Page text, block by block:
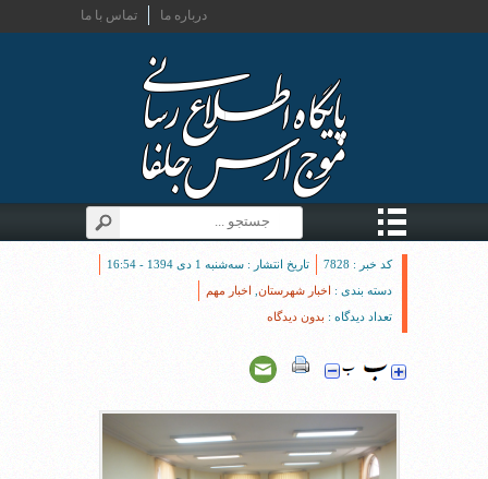
تماس با ما درباره ما
کد خبر : 7828
تاریخ انتشار : سه‌شنبه 1 دی 1394 - 16:54
دسته بندی : اخبار شهرستان اخبار مهم
تعداد دیدگاه : بدون دیدگاه